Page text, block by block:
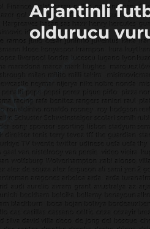
Arjantinli
oldurucu